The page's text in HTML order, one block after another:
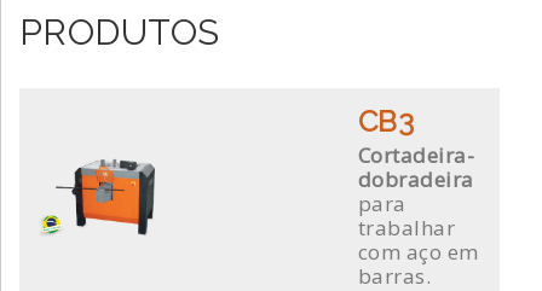
PRODUTOS
CB3
Cortadeira-
dobradeira
para
trabalhar
com aço em
barras.